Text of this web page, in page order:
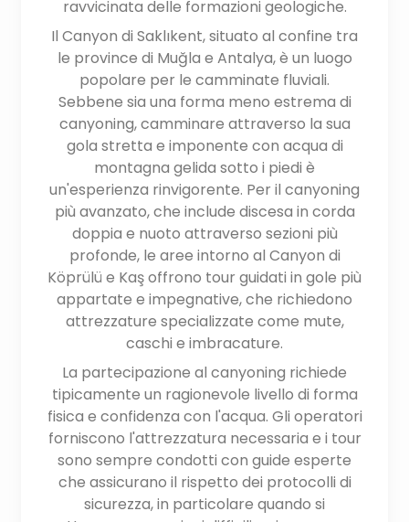
ravvicinata delle formazioni geologiche.
Il Canyon di Saklıkent, situato al confine tra
le province di Muğla e Antalya, è un luogo
popolare per le camminate fluviali.
Sebbene sia una forma meno estrema di
canyoning, camminare attraverso la sua
gola stretta e imponente con acqua di
montagna gelida sotto i piedi è
un'esperienza rinvigorente. Per il canyoning
più avanzato, che include discesa in corda
doppia e nuoto attraverso sezioni più
profonde, le aree intorno al Canyon di
Köprülü e Kaş offrono tour guidati in gole più
appartate e impegnative, che richiedono
attrezzature specializzate come mute,
caschi e imbracature.
La partecipazione al canyoning richiede
tipicamente un ragionevole livello di forma
fisica e confidenza con l'acqua. Gli operatori
forniscono l'attrezzatura necessaria e i tour
sono sempre condotti con guide esperte
che assicurano il rispetto dei protocolli di
sicurezza, in particolare quando si